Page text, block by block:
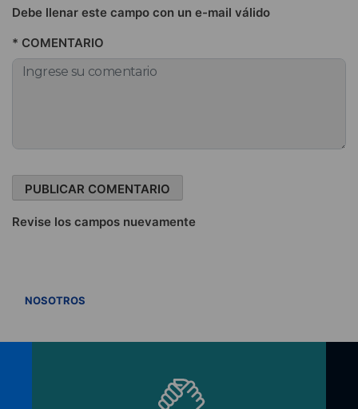
Debe llenar este campo con un e-mail válido
* COMENTARIO
Revise los campos nuevamente
NOSOTROS